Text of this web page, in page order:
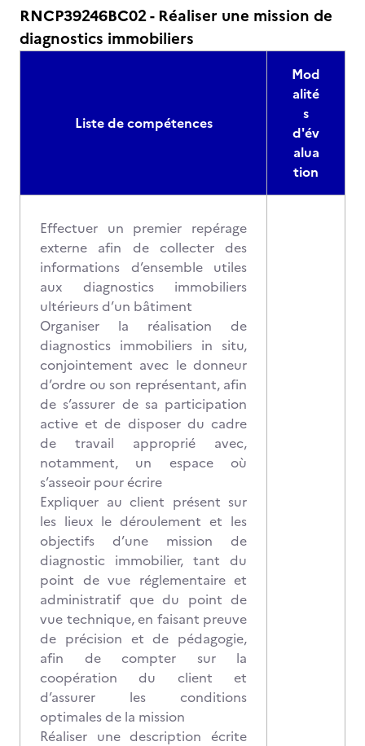
RNCP39246BC02 - Réaliser une mission de
diagnostics immobiliers
Liste de compétences
Mod
alité
s
d'év
alua
tion
Effectuer un premier repérage
externe afin de collecter des
informations d’ensemble utiles
aux diagnostics immobiliers
ultérieurs d’un bâtiment
Organiser la réalisation de
diagnostics immobiliers in situ,
conjointement avec le donneur
d’ordre ou son représentant, afin
de s’assurer de sa participation
active et de disposer du cadre
de travail approprié avec,
notamment, un espace où
s’asseoir pour écrire
Expliquer au client présent sur
les lieux le déroulement et les
objectifs d’une mission de
diagnostic immobilier, tant du
point de vue réglementaire et
administratif que du point de
vue technique, en faisant preuve
de précision et de pédagogie,
afin de compter sur la
coopération du client et
d’assurer les conditions
optimales de la mission
Réaliser une description écrite